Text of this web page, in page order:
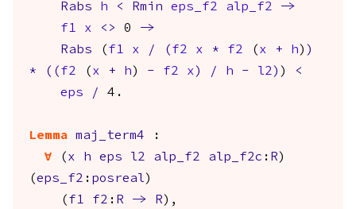
Rabs h < Rmin eps_f2 alp_f2
->
f1
x <> 0 ->
Rabs ( f1 x / ( f2 x * f2 ( x + h ) )
*
( ( f2 ( x + h ) - f2 x ) / h - l2 ) )
<
eps
/ 4.
Lemma maj_term4 :
forall ( x h eps l2 alp_f2 alp_f2c : R )
(eps_f2 : posreal)
( f1 f2 : R -> R ),